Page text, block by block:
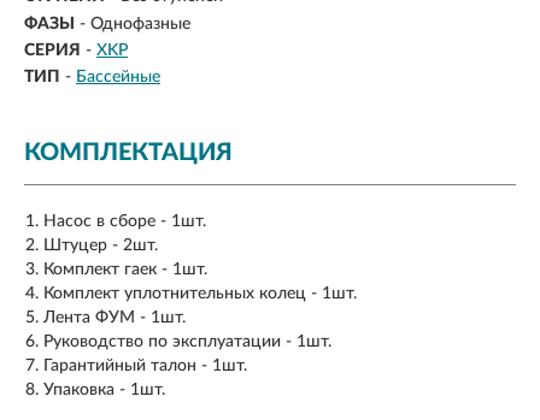
ФАЗЫ
- Однофазные
СЕРИЯ - XKP
ТИП - Бассейные
КОМПЛЕКТАЦИЯ
Насос в сборе - 1шт.
Штуцер - 2шт.
Комплект гаек - 1шт.
Комплект уплотнительных колец - 1шт.
Лента ФУМ - 1шт.
Руководство по эксплуатации - 1шт.
Гарантийный талон - 1шт.
Упаковка - 1шт.